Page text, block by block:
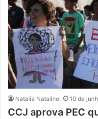
Natalia Natalino 10 de
CCJ aprova PEC